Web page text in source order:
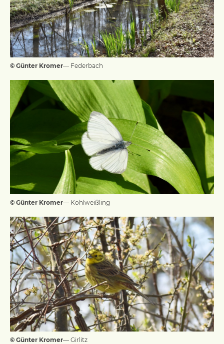
© Günter Kromer— Federbach
© Günter Kromer— Kohlweißling
© Günter Kromer— Girlitz